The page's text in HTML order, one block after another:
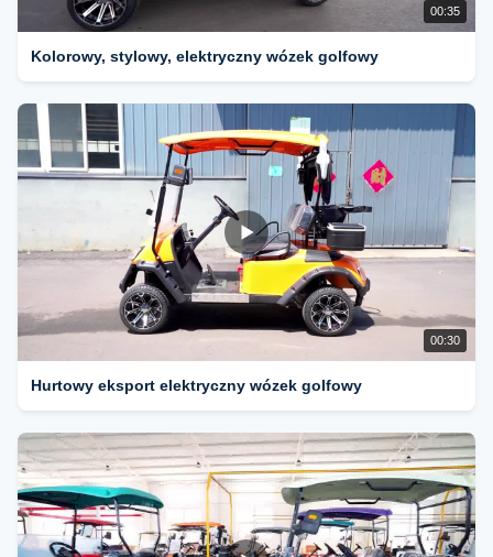
00:35
Kolorowy, stylowy, elektryczny wózek golfowy
00:30
Hurtowy eksport elektryczny wózek golfowy